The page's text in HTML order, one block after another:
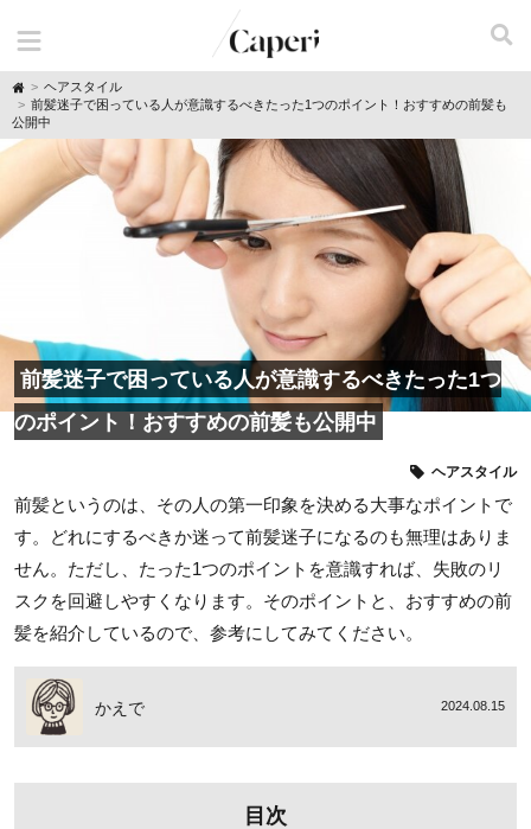
H
o
m
e
ヘアスタイル
前髪迷子で困っている人が意識するべきたった1つのポイント！おすすめの前髪も
公開中
前髪迷子で困っている人が意識するべきたった1つ
のポイント！おすすめの前髪も公開中
ヘアスタイル
前髪というのは、その人の第一印象を決める大事なポイントで
す。どれにするべきか迷って前髪迷子になるのも無理はありま
せん。ただし、たった1つのポイントを意識すれば、失敗のリ
スクを回避しやすくなります。そのポイントと、おすすめの前
髪を紹介しているので、参考にしてみてください。
かえで 2024.08.15
目次